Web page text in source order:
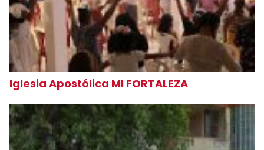
Iglesia Apostólica MI FORTALEZA